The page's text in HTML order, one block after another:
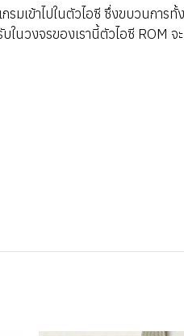
มเข้าไปในตัวไอซี ซึ่งขบวนการทั้
ในวงจรของเรานี้ตัวไอซี ROM จ